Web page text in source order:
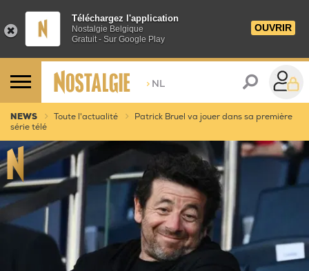
Téléchargez l'application
Nostalgie Belgique
Gratuit - Sur Google Play
OUVRIR
> NL
NEWS Toute l'actualité
Patrick Bruel va jouer dans sa première
série télé